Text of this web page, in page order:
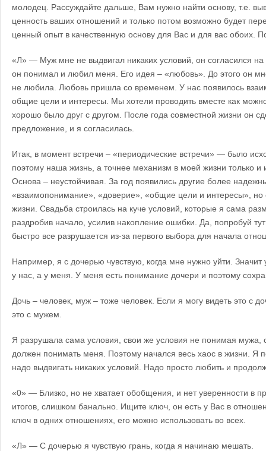
молодец. Рассуждайте дальше, Вам нужно найти основу, т.е.
ценность ваших отношений и только потом возможно будет
ценный опыт в качественную основу для Вас и для вас обоих.
«Л» — Муж мне не выдвигал никаких условий, он согласился
он понимал и любил меня. Его идея – «любовь». До этого он
не любила. Любовь пришла со временем. У нас появилось
общие цели и интересы. Мы хотели проводить вместе как
хорошо было друг с другом. После года совместной жизни он
предложение, и я согласилась.
Итак, в момент встречи – «периодические встречи» — было
поэтому наша жизнь, а точнее механизм в моей жизни только и
Основа – неустойчивая. За год появились другие более
«взаимопонимание», «доверие», «общие цели и интересы»,
жизни. Свадьба строилась на куче условий, которые я сама
раздробив начало, усилив накопление ошибки. Да, попробуй
быстро все разрушается из-за первого выбора для начала
Например, я с дочерью чувствую, когда мне нужно уйти. Значит
у нас, а у меня. У меня есть понимание дочери и поэтому
Дочь – человек, муж – тоже человек. Если я могу видеть это с
это с мужем.
Я разрушала сама условия, свои же условия не понимая мужа,
должен понимать меня. Поэтому начался весь хаос в жизни. Я
надо выдвигать никаких условий. Надо просто любить и
«0» — Близко, но не хватает обобщения, и нет уверенности в
итогов, слишком банально. Ищите ключ, он есть у Вас в
ключ в одних отношениях, его можно использовать во всех.
«Л» — С дочерью я чувствую грань, когда я начинаю мешать.